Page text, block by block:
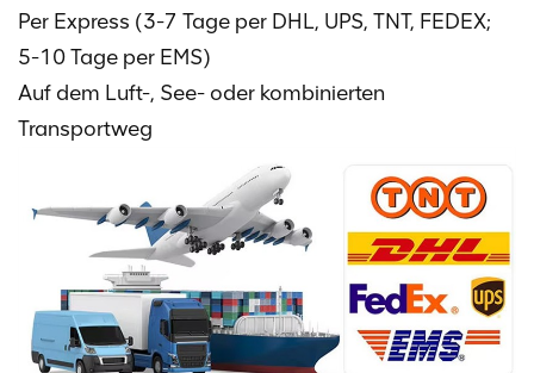
Per Express (3-7 Tage per DHL, UPS, TNT, FEDEX;
5-10 Tage per EMS)
Auf dem Luft-, See- oder kombinierten
Transportweg